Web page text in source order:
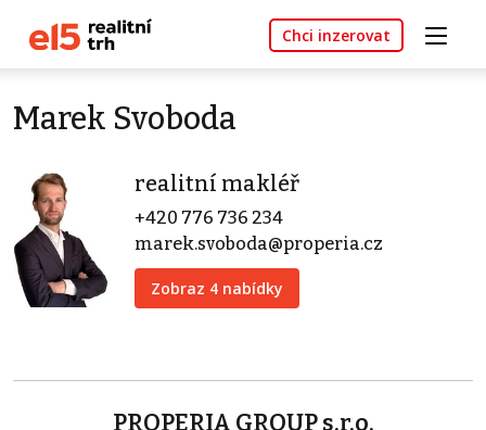
Chci inzerovat
Marek Svoboda
realitní makléř
+420 776 736 234
marek.svoboda@properia.cz
Zobraz 4 nabídky
PROPERIA GROUP s.r.o.